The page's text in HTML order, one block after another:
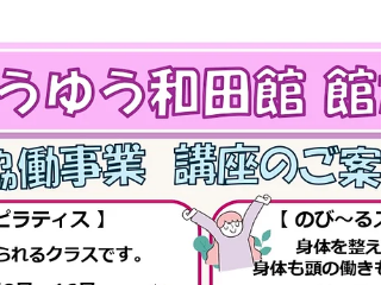
きましょう。 ゆうゆう館は区内に住む60歳
以上の方の憩い、生きがい学び、ふれあい
流、健康づくりの場としてご利用いただく
設です。ご利用の際は「高齢者活動支援セ
ター・ゆうゆう館利用証」をご提示くださ
い。（利用証発行には身分証明書のご提示
必要です。） ゆうゆう館には【個人利用】
【団体利用】の他に、運営団体が運営する
【協働事業】と、空いているお部屋を有料